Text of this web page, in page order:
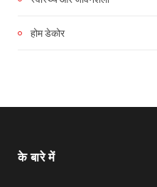
होम डेकोर
के बारे में